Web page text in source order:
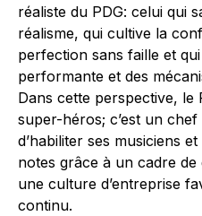
réaliste du PDG: celui qui
réalisme, qui cultive la
perfection sans faille et
performante et des
Dans cette perspective, le
super-héros; c’est un
d’habiliter ses musiciens
notes grâce à un cadre
une culture d’entreprise
continu.